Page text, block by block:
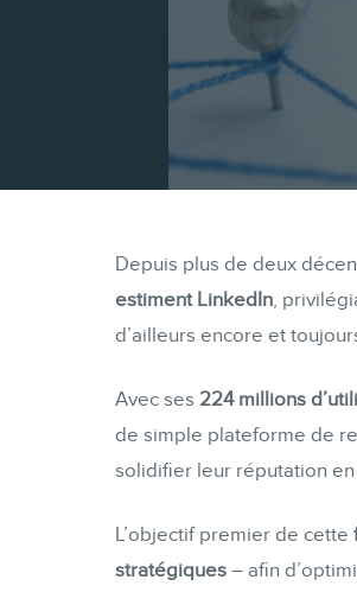
Depuis plus de deux
estiment LinkedIn,
d’ailleurs encore et
Avec ses 224 millions
de simple plateforme de
solidifier leur réputation
L’objectif premier de cette
stratégiques – afin